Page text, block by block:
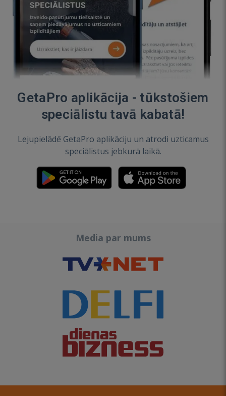
GetaPro aplikācija - tūkstošiem
speciālistu tavā kabatā!
Lejupielādē GetaPro aplikāciju un atrodi uzticamus
speciālistus jebkurā laikā.
Media par mums